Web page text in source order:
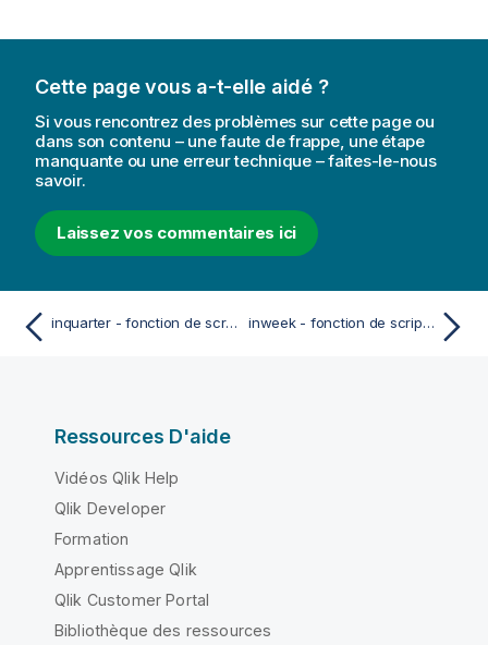
Cette page vous a-t-elle aidé ?
Si vous rencontrez des problèmes sur cette page ou
dans son contenu – une faute de frappe, une étape
manquante ou une erreur technique – faites-le-nous
savoir.
Laissez vos commentaires ici
inquarter - fonction de script et fonction de graphique inweek - fonction de script et fonction de graphique
Ressources D'aide
Vidéos Qlik Help
Qlik Developer
Formation
Apprentissage Qlik
Qlik Customer Portal
Bibliothèque des ressources